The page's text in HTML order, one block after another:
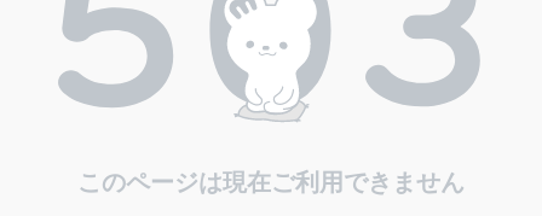
このページは現在ご利用できません